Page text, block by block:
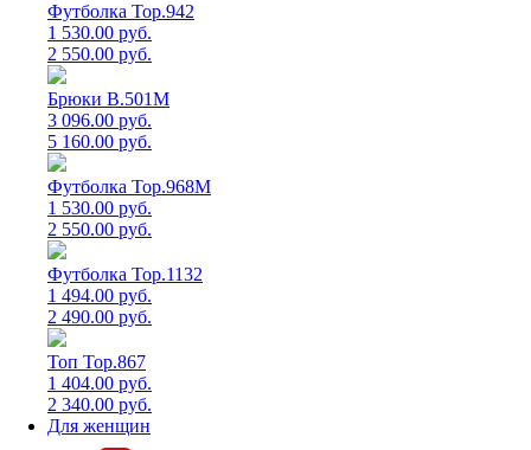
Футболка Top.942
1 530.00 руб.
2 550.00 руб.
Брюки B.501M
3 096.00 руб.
5 160.00 руб.
Футболка Top.968M
1 530.00 руб.
2 550.00 руб.
Футболка Top.1132
1 494.00 руб.
2 490.00 руб.
Топ Top.867
1 404.00 руб.
2 340.00 руб.
Для женщин